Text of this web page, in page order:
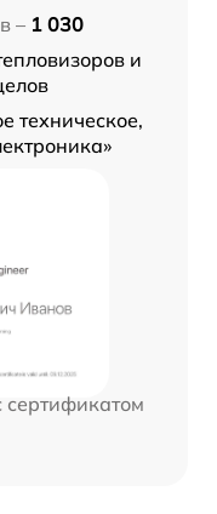
– 1 030
и
техническое,
сертификатом